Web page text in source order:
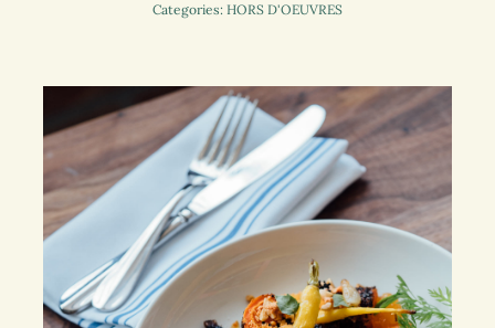
Categories: HORS D'OEUVRES